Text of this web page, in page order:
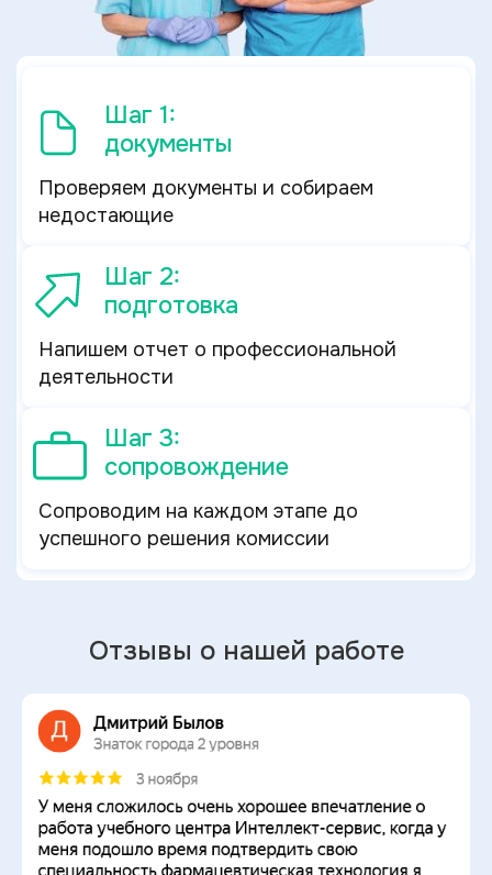
Шаг 1:
документы
Проверяем документы и собираем
недостающие
Шаг 2:
подготовка
Напишем отчет о профессиональной
деятельности
Шаг 3:
сопровождение
Сопроводим на каждом этапе до
успешного решения комиссии
Отзывы о нашей работе